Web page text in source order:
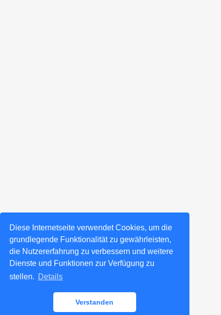
Diese Internetseite verwendet Cookies, um die
grundlegende Funktionalität zu gewährleisten,
die Nutzererfahrung zu verbessern und weitere
Dienste und Funktionen zur Verfügung zu
stellen. Details
Verstanden